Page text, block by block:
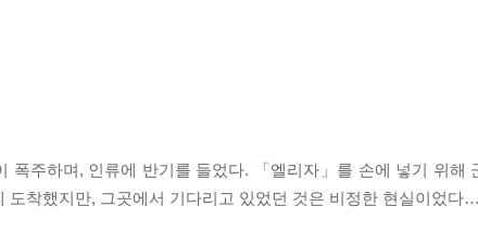
폭주하며, 인류에 반기를 들었다. 「엘리자」를 손에 넣기 위해
착했지만, 그곳에서 기다리고 있었던 것은 비정한 현실이었다